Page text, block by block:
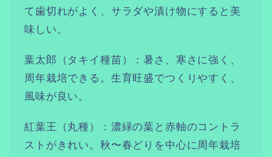
て歯切れがよく、サラダや漬け物にすると美
味しい。
葉太郎（タキイ種苗）：暑さ、寒さに強く、
周年栽培できる。生育旺盛でつくりやすく、
風味が良い。
紅葉王（丸種）：濃緑の葉と赤軸のコントラ
ストがきれい。秋〜春どりを中心に周年栽培